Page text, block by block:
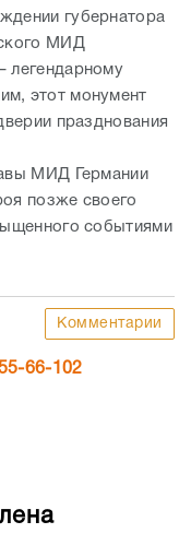
губернатора
МИД
легендарному
этот монумент
празднования
МИД Германии
позже своего
событиями
Комментарии
66-102